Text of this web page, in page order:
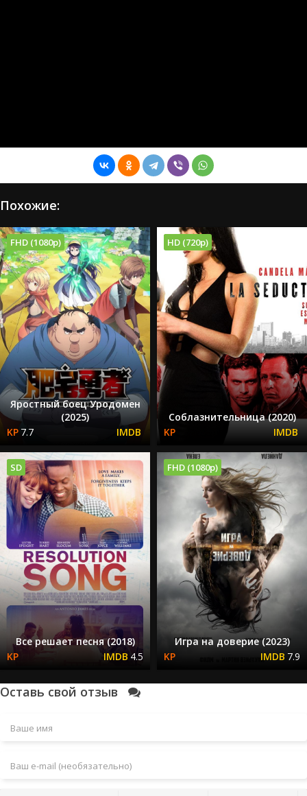
Похожие:
FHD (1080p)
Яростный боец Уродомен
(2025)
7.7
HD (720p)
Соблазнительница (2020)
SD
Все решает песня (2018)
4.5
FHD (1080p)
Игра на доверие (2023)
7.9
Оставь свой отзыв